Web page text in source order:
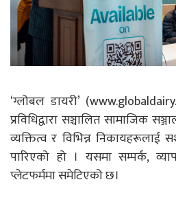
‘ग्लोबल डायरी’
प्रविधिद्वारा सञ्चालित सामाजिक
व्यक्तित्व र विभिन्न निकायहरूलाई
पारिएको हो । यसमा सम्पर्क,
प्लेटफर्ममा समेटिएको छ।